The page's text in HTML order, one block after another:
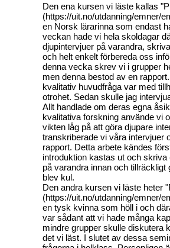
Den ena kursen vi läste kallas
(https://uit.no/utdanning/emner/
en Norsk lärarinna som endast
veckan hade vi hela skoldagar
djupintervjuer på varandra,
och helt enkelt förbereda oss
denna vecka skrev vi i grupper
men denna bestod av en
kvalitativ huvudfråga var med
otrohet. Sedan skulle jag
Allt handlade om deras egna
kvalitativa forskning använde vi
vikten låg på att göra djupare
transkriberade vi våra intervjuer
rapport. Detta arbete kändes
introduktion kastas ut och
på varandra innan och
blev kul.
Den andra kursen vi läste heter
(https://uit.no/utdanning/emner/
en tysk kvinna som höll i och
var sådant att vi hade många
mindre grupper skulle diskutera
det vi läst. I slutet av dessa